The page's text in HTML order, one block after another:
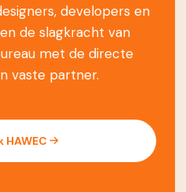
developers en
de slagkracht van
met de directe
vaste partner.